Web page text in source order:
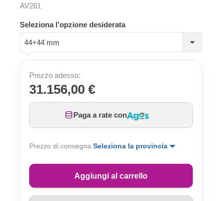
AV261
Seleziona l’opzione desiderata
44+44 mm
Prezzo adesso:
31.156,00 €
Paga a rate con
Prezzo di consegna Seleziona la provincia
Aggiungi al carrello